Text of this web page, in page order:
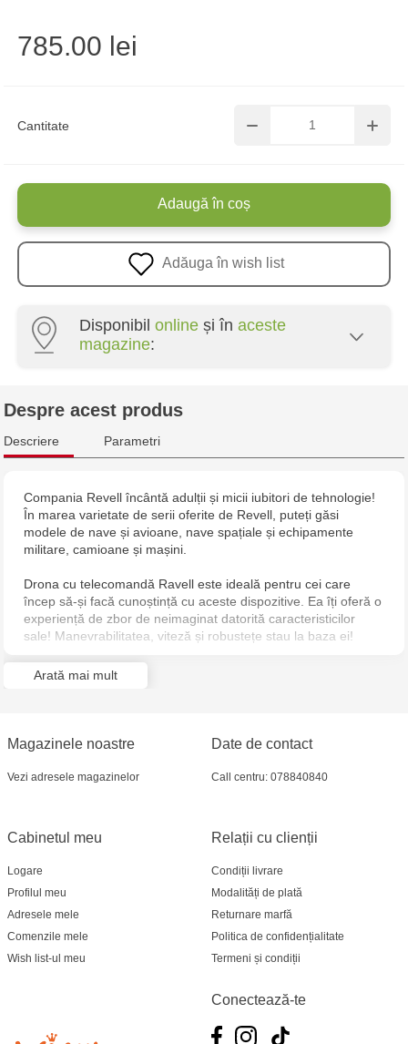
Cantitate
785.00 lei
Adaugă în coș
Adăuga în wish list
Disponibil online și în aceste
magazine:
Multistore Centru - bd. Cantemir, 6
Jucarenia Buiucani Alfa
Jucărenia Bălți - str. Alexandru Cel Bun, 5
Jucărenia Cahul - str. Ștefan cel Mare, 29А
Jucarenia Ciocana - bd.Mircea cel Bătrân, 39
Multistore Soroca - bd. Ștefan cel Mare, 110
Jucărenia Bălți- EviMall, et2
Despre acest produs
Descriere Parametri
Compania Revell încântă adulții și micii iubitori de tehnologie!
În marea varietate de serii oferite de Revell, puteți găsi
modele de nave și avioane, nave spațiale și echipamente
militare, camioane și mașini.
Drona cu telecomandă Ravell este ideală pentru cei care
încep să-și facă cunoștință cu aceste dispozitive. Ea îți oferă o
experiență de zbor de neimaginat datorită caracteristicilor
sale! Manevrabilitatea, viteză și robustețe stau la baza ei!
Arată mai mult
Magazinele noastre
Vezi adresele magazinelor
Relații cu clienții
Condiții livrare
Modalități de plată
Returnare marfă
Politica de confidențialitate
Termeni și condiții
Cabinetul meu
Logare
Profilul meu
Adresele mele
Comenzile mele
Wish list-ul meu
Date de contact
Call centru: 078840840
Conectează-te